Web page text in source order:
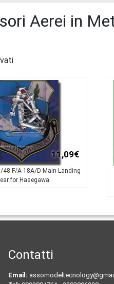
Aerei in
11,09€
48 F/A-18A/D Main Landing
for Hasegawa
Contatti
Email: